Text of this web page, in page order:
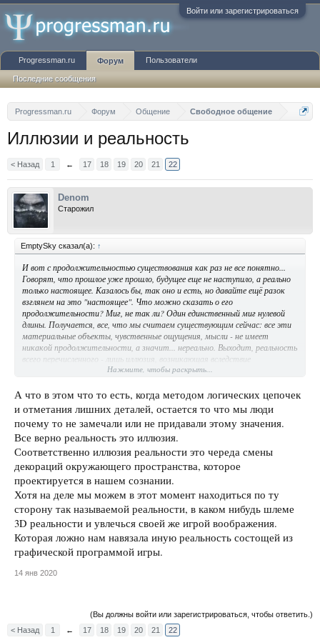
Войти или зарегистрироваться
Progressman.ru Форум Общение Свободное общение
Иллюзии и реальность
< Назад 1 ← 17 18 19 20 21 22
Denom
Старожил
EmptySky сказал(а): ↑
И вот с продолжительностью существования как раз не все понятно...
Говорят, что прошлое уже прошло, будущее еще не наступило, а реально
только настоящее. Казалось бы, так оно и есть, но давайте ещё разок
взглянем на это "настоящее". Что можно сказать о его
продолжительности? Миг, не так ли? Один единственный миг нулевой
длины. Получается, все, что мы считаем существующим сейчас: все эти
материальные объекты, чувственные ощущения, мысли - не имеет
никакой продолжительности, а значит... нереально. Выходит, реальность
всего перечисленного - лишь иллюзия, возникающая вследствие
сопоставления иллюзий о настоящем с иллюзиями прошлого опыта.
Нажмите, чтобы раскрыть...
А что в этом что то есть, когда методом логических цепочек
и отметания лишних деталей, остается то что мы люди
почему то не замечали или не придавали этому значения.
Все верно реальность это иллюзия.
Соответственно иллюзия реальности это череда смены
декораций окружающего пространства, которое
проектируется в нашем сознании.
Хотя на деле мы можем в этот момент находиться по ту
сторону так называемой реальности, в каком нибудь шлеме
3D реальности и увлечься своей же игрой воображения.
Которая ложно нам навязала иную реальность состощей из
графической программой игры.
14 янв 2020
(Вы должны войти или зарегистрироваться, чтобы ответить.)
< Назад
1 ← 17 18 19 20 21 22
Progressman.ru Форум
Последние сообщения
Пользователи